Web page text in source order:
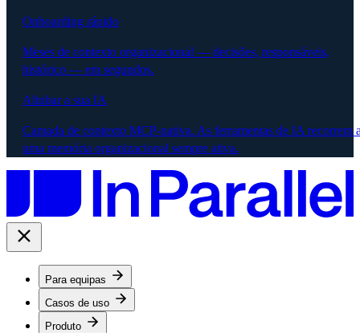
Onboarding rápido
Meses de contexto organizacional — decisões, responsáveis,
histórico — em segundos.
Alinhar a sua IA
Camada de contexto MCP-nativa. As ferramentas de IA recorrem
uma memória organizacional sempre ativa.
Para equipas
Casos de uso
Produto